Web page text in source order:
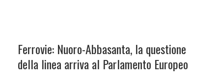
Ferrovie: Nuoro-Abbasanta, la questione
della linea arriva al Parlamento Europeo